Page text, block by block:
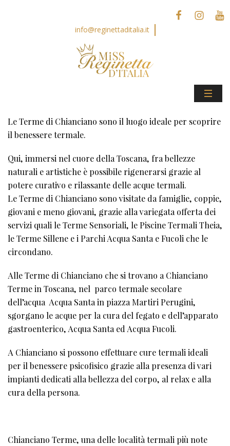
info@reginettaditalia.it
Le Terme di Chianciano sono il luogo ideale per scoprire
il benessere termale.
Qui, immersi nel cuore della Toscana, fra bellezze
naturali e artistiche è possibile rigenerarsi grazie al
potere curativo e rilassante delle acque termali.
Le Terme di Chianciano sono visitate da famiglie, coppie,
giovani e meno giovani, grazie alla variegata offerta dei
servizi quali le Terme Sensoriali, le Piscine Termali Theia,
le Terme Sillene e i Parchi Acqua Santa e Fucoli che le
circondano.
Alle Terme di Chianciano che si trovano a Chianciano
Terme in Toscana, nel parco termale secolare
dell’acqua Acqua Santa in piazza Martiri Perugini,
sgorgano le acque per la cura del fegato e dell’apparato
gastroenterico, Acqua Santa ed Acqua Fucoli.
A Chianciano si possono effettuare cure termali ideali
per il benessere psicofisico grazie alla presenza di vari
impianti dedicati alla bellezza del corpo, al relax e alla
cura della persona.
Chianciano Terme, una delle località termali più note